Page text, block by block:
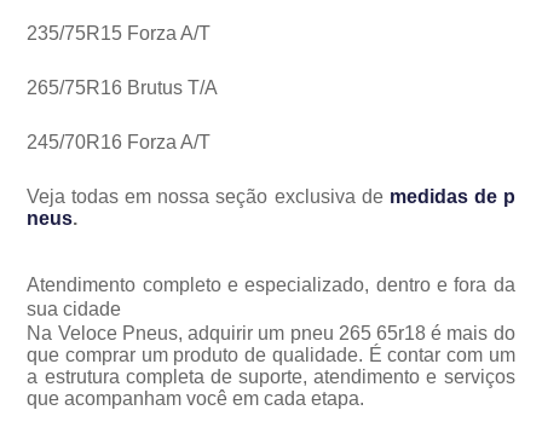
235/75R15 Forza A/T
265/75R16 Brutus T/A
245/70R16 Forza A/T
Veja todas em nossa seção exclusiva demedidas de p
neus.
Atendimento completo e especializado, dentro e fora da
sua cidade
Na Veloce Pneus, adquirir um pneu 265 65r18 é mais do
que comprar um produto de qualidade. É contar com um
a estrutura completa de suporte, atendimento e serviços
que acompanham você em cada etapa.